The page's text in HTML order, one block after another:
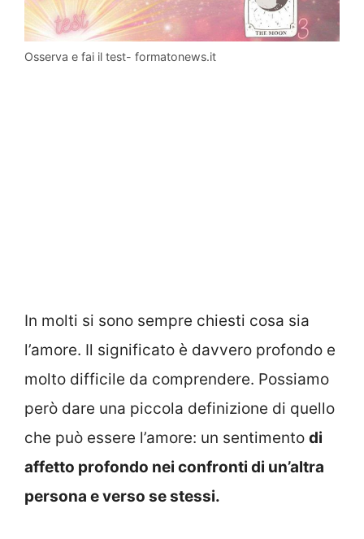
Osserva e fai il test- formatonews.it
In molti si sono sempre chiesti cosa sia
l’amore. Il significato è davvero profondo e
molto difficile da comprendere. Possiamo
però dare una piccola definizione di quello
che può essere l’amore: un sentimento di
affetto profondo nei confronti di un’altra
persona e verso se stessi.